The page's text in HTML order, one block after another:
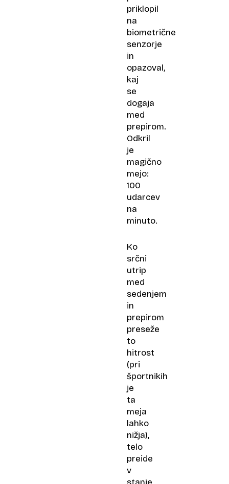
priklopil
na
biometrične
senzorje
in
opazoval,
kaj
se
dogaja
med
prepirom.
Odkril
je
magično
mejo:
100
udarcev
na
minuto.
Ko
srčni
utrip
med
sedenjem
in
prepirom
preseže
to
hitrost
(pri
športnikih
je
ta
meja
lahko
nižja),
telo
preide
v